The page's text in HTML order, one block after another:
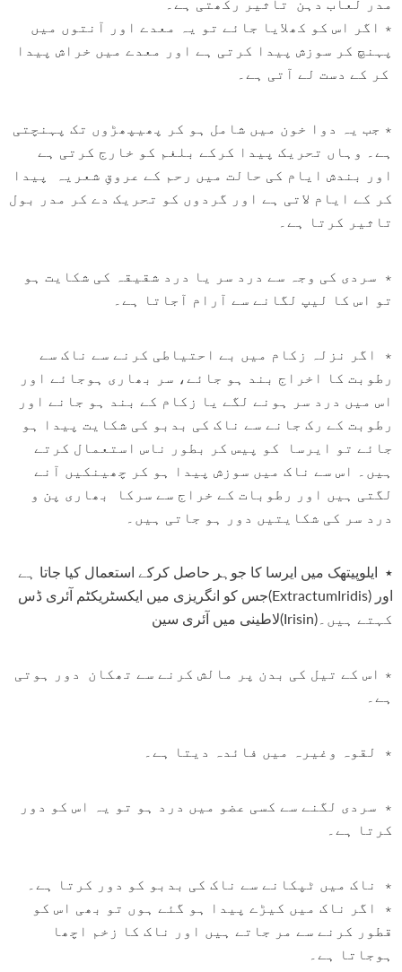
٭ اگر اس کو کھلایا جائے تو یہ معدے اور آنتوں میں
پہنچ کر سوزش پیدا کرتی ہے اور معدے میں خراش پیدا
٭ جب یہ دوا خون میں شامل ہو کر پھیپھڑوں تک پہنچتی
ہے۔ وہاں تحریک پیدا کرکے بلغم کو خارج کرتی ہے
اور بندش ایام کی حالت میں رحم کے عروقِ شعریہ پیدا
کر کے ایام لاتی ہے اور گردوں کو تحریک دے کر مدر بول
تاثیر کرتا ہے۔
٭ سردی کی وجہ سے درد سر یا درد شقیقہ کی شکایت ہو
تو اس کا لیپ لگانے سے آرام آجاتا ہے۔
٭ اگر نزلہ زکام میں بے احتیاطی کرنے سے ناک سے
رطوبت کا اخراج بند ہو جائے، سر بھاری ہوجائے اور
اس میں درد سر ہونے لگے یا زکام کے بند ہو جانے اور
رطوبت کے رک جانے سے ناک کی بدبو کی شکایت پیدا ہو
جائے تو ایرسا کو پیس کر بطور ناس استعمال کرتے
ہیں۔ اس سے ناک میں سوزش پیدا ہو کر چھینکیں آنے
لگتی ہیں اور رطوبات کے خراج سے سرکا بھاری پن و
درد سر کی شکایتیں دور ہو جاتی ہیں۔
٭ ایلوپیتھک میں ایرسا کا جوہر حاصل کرکے استعمال کیا جاتا ہے
جس کو انگریزی میں ایکسٹریکٹم آئری ڈس(ExtractumIridis) اور
لاطینی میں آئری سین(Irisin)کہتے ہیں۔
٭ اس کے تیل کی بدن پر مالش کرنے سے تھکان دور ہوتی
ہے۔
٭ لقوہ وغیرہ میں فائدہ دیتا ہے۔
٭ سردی لگنے سے کسی عضو میں درد ہو تو یہ اس کو دور
کرتا ہے۔
٭ ناک میں ٹپکانے سے ناک کی بدبو کو دور کرتا ہے۔
٭ اگر ناک میں کیڑے پیدا ہو گئے ہوں تو بھی اس کو
قطور کرنے سے مر جاتے ہیں اور ناک کا زخم اچھا
ہوجاتا ہے۔